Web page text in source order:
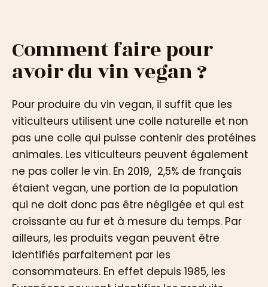
Comment faire pour
avoir du vin vegan ?
Pour produire du vin vegan, il suffit que les
viticulteurs utilisent une colle naturelle et non
pas une colle qui puisse contenir des protéines
animales. Les viticulteurs peuvent également
ne pas coller le vin. En 2019, 2,5% de français
étaient vegan, une portion de la population
qui ne doit donc pas être négligée et qui est
croissante au fur et à mesure du temps. Par
ailleurs, les produits vegan peuvent être
identifiés parfaitement par les
consommateurs. En effet depuis 1985, les